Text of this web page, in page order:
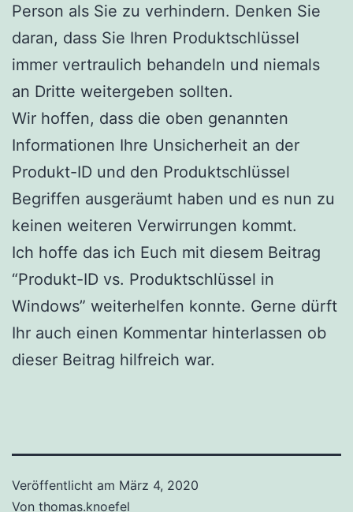
Person als Sie zu verhindern. Denken Sie
daran, dass Sie Ihren Produktschlüssel
immer vertraulich behandeln und niemals
an Dritte weitergeben sollten.
Wir hoffen, dass die oben genannten
Informationen Ihre Unsicherheit an der
Produkt-ID und den Produktschlüssel
Begriffen ausgeräumt haben und es nun zu
keinen weiteren Verwirrungen kommt.
Ich hoffe das ich Euch mit diesem Beitrag
“Produkt-ID vs. Produktschlüssel in
Windows” weiterhelfen konnte. Gerne dürft
Ihr auch einen Kommentar hinterlassen ob
dieser Beitrag hilfreich war.
Veröffentlicht am März 4, 2020
Von thomas.knoefel